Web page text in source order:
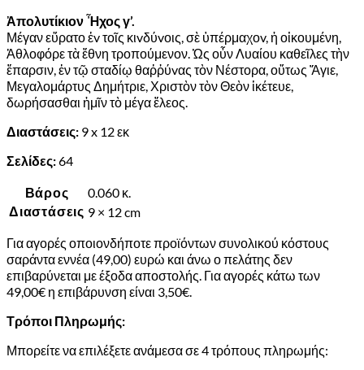
Ἀπολυτίκιον Ἦχος γ’.
Μέγαν εὕρατο ἐv τοῖς κιvδύvοις, σὲ ὑπέρμαχοv, ἡ οἰκουμένη,
Ἀθλοφόρε τὰ ἔθνη τροπούμενον. Ὡς οὖν Λυαίου καθεῖλες τὴν
ἔπαρσιν, ἐν τῷ σταδίῳ θαῤῥύvας τὸν Νέστορα, οὕτως Ἅγιε,
Μεγαλομάρτυς Δημήτριε, Χριστὸν τὸν Θεὸν ἱκέτευε,
δωρήσασθαι ἡμῖν τὸ μέγα ἔλεος.
Διαστάσεις: 9 x 12 εκ
Σελίδες:64
Βάρος
0.060 κ.
Διαστάσεις 9 × 12 cm
Για αγορές οποιονδήποτε προϊόντων συνολικού κόστους
σαράντα εννέα (49,00) ευρώ και άνω ο πελάτης δεν
επιβαρύνεται με έξοδα αποστολής. Για αγορές κάτω των
49,00€ η επιβάρυνση είναι 3,50€.
Τρόποι Πληρωμής:
Μπορείτε να επιλέξετε ανάμεσα σε 4 τρόπους πληρωμής: